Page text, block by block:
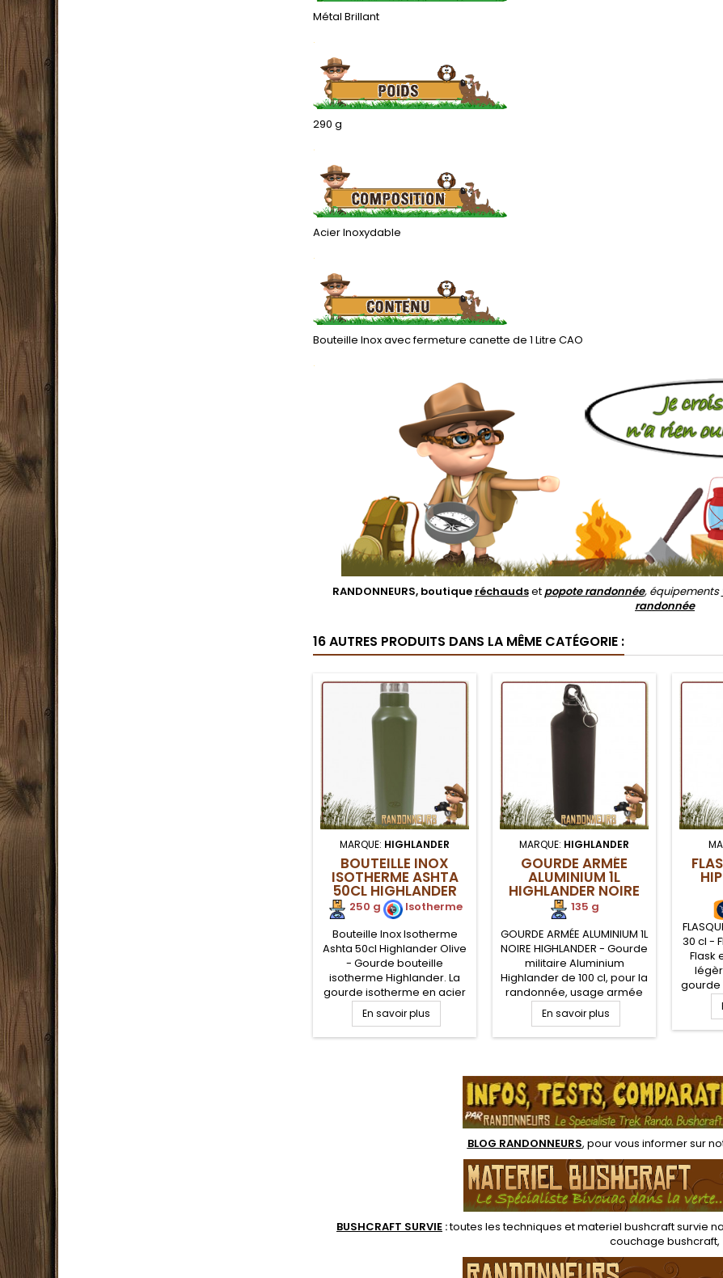
Métal Brillant
.
290 g
.
Acier Inoxydable
.
Bouteille Inox avec fermeture canette de 1 Litre CAO
.
RANDONNEURS, boutique réchaudsetpopote randonnée, équipements
randonnée
16 AUTRES PRODUITS DANS LA MÊME CATÉGORIE :
MARQUE: HIGHLANDER
BOUTEILLE INOX
ISOTHERME ASHTA
50CL HIGHLANDER
VERTE
250 g
Isotherme
Bouteille Inox Isotherme
Ashta 50cl Highlander Olive
- Gourde bouteille
isotherme Highlander. La
gourde isotherme en acier
inoxydable double paroi
pour conserver une boisson
chaude pendant 8h00 et
En savoir plus
MARQUE: HIGHLANDER
GOURDE ARMÉE
ALUMINIUM 1L
HIGHLANDER NOIRE
135 g
GOURDE ARMÉE ALUMINIUM 1L
NOIRE HIGHLANDER - Gourde
militaire Aluminium
Highlander de 100 cl, pour la
randonnée, usage armée
et le bushcraft. Gourde Alu
1L, légère et robuste,
bouchon à vis et
randonnée en aluminium
avec joint d'étanchéité au
niveau du pas de vis
En savoir plus
30 cl -
Flask
gourde
BLOG RANDONNEURS, pour vous informer sur
BUSHCRAFT SURVIE :toutes les techniques etmateriel bushcraft survie
couchage bushcraft,